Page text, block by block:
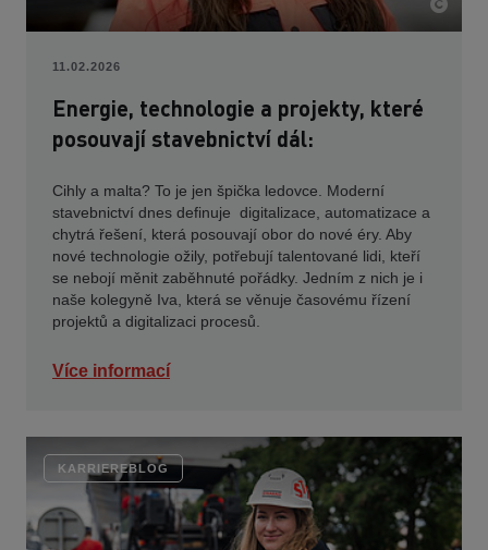
11.02.2026
Energie, technologie a projekty, které
posouvají stavebnictví dál:
Cihly a malta? To je jen špička ledovce. Moderní
stavebnictví dnes definuje digitalizace, automatizace a
chytrá řešení, která posouvají obor do nové éry. Aby
nové technologie ožily, potřebují talentované lidi, kteří
se nebojí měnit zaběhnuté pořádky. Jedním z nich je i
naše kolegyně Iva, která se věnuje časovému řízení
projektů a digitalizaci procesů.
Více informací
KARRIEREBLOG